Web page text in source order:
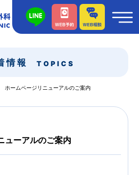
情報 TOPICS
ホームページリニューアルのご案内
ューアルのご案内